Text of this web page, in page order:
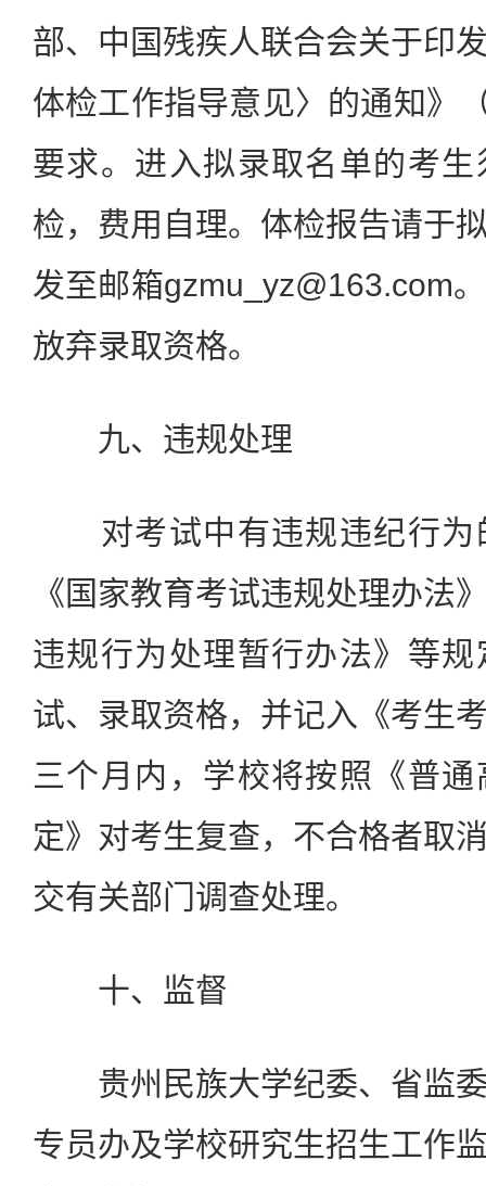
部、中国残疾人联合会关于印
体检工作指导意见〉的通知》
要求。进入拟录取名单的考
检，费用自理。体检报告请于
发至邮箱gzmu_yz@163.com
放弃录取资格。
九、违规处理
对考试中有违规违纪行为
《国家教育考试违规处理办法
违规行为处理暂行办法》等
试、录取资格，并记入《考生
三个月内，学校将按照《普
定》对考生复查，不合格者取
交有关部门调查处理。
十、监督
贵州民族大学纪委、省监委
专员办及学校研究生招生工作